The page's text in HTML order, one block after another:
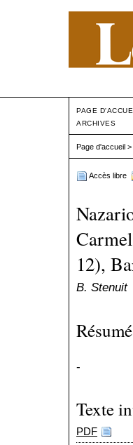
PAGE
ARCHIVES
Page d'accueil >
Accès libre
12),
B. Stenuit
Résumé
-
Texte
PDF